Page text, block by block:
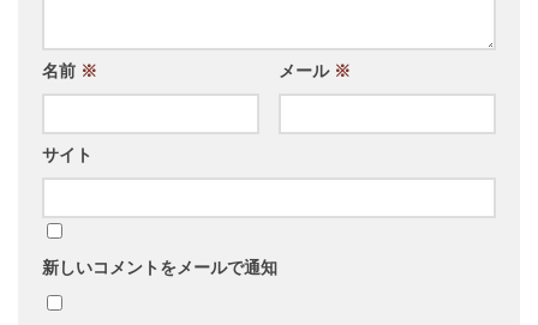
名前 ※ メール ※
サイト
新しいコメントをメールで通知